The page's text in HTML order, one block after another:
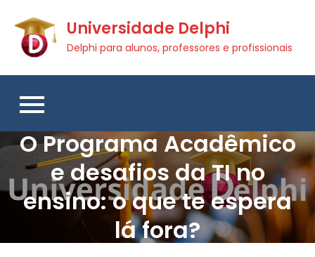
content
Universidade Delphi
Delphi para alunos, professores e profissionais
O Programa Acadêmico
e desafios da TI no
ensino: o que te espera
lá fora?